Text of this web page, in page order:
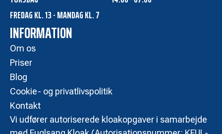
FREDAG KL. 13 - MANDAG KL. 7
INFORMATION
Om os
Priser
Blog
Cookie- og privatlivspolitik
Kontakt
Vi udfører autoriserede kloakopgaver i samarbejde